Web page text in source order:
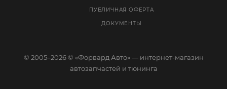
ПУБЛИЧНАЯ ОФЕРТА
ДОКУМЕНТЫ
© 2005–2026 © «Форвард Авто» — интернет-магазин
автозапчастей и тюнинга